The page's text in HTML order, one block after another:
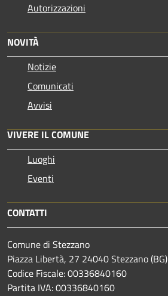
Autorizzazioni
NOVITÀ
Notizie
Comunicati
Avvisi
VIVERE IL COMUNE
Luoghi
Eventi
CONTATTI
Comune di Stezzano
Piazza Libertà, 27 24040 Stezzano (BG)
Codice Fiscale: 00336840160
Partita IVA: 00336840160